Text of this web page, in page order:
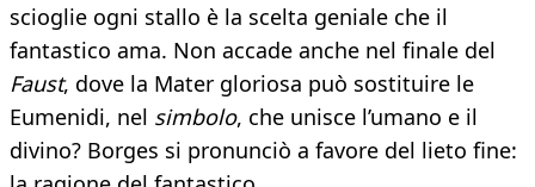
scioglie ogni stallo è la scelta geniale che il
fantastico ama. Non accade anche nel finale del
Faust, dove la Mater gloriosa può sostituire le
Eumenidi, nel simbolo, che unisce l’umano e il
divino? Borges si pronunciò a favore del lieto fine: